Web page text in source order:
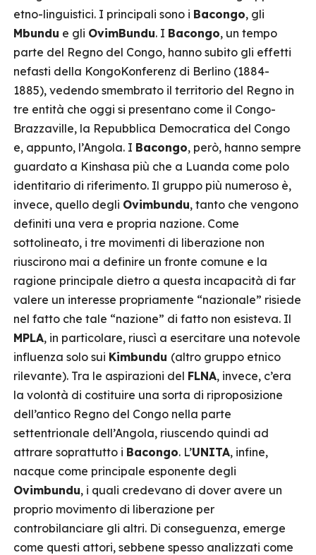
etno-linguistici. I principali sono i Bacongo, gli
Mbundu e gli OvimBundu. I Bacongo, un tempo
parte del Regno del Congo, hanno subito gli effetti
nefasti della KongoKonferenz di Berlino (1884-
1885), vedendo smembrato il territorio del Regno in
tre entità che oggi si presentano come il Congo-
Brazzaville, la Repubblica Democratica del Congo
e, appunto, l’Angola. I Bacongo, però, hanno sempre
guardato a Kinshasa più che a Luanda come polo
identitario di riferimento. Il gruppo più numeroso è,
invece, quello degli Ovimbundu, tanto che vengono
definiti una vera e propria nazione. Come
sottolineato, i tre movimenti di liberazione non
riuscirono mai a definire un fronte comune e la
ragione principale dietro a questa incapacità di far
valere un interesse propriamente “nazionale” risiede
nel fatto che tale “nazione” di fatto non esisteva. Il
MPLA, in particolare, riuscì a esercitare una notevole
influenza solo sui Kimbundu (altro gruppo etnico
rilevante). Tra le aspirazioni del FLNA, invece, c’era
la volontà di costituire una sorta di riproposizione
dell’antico Regno del Congo nella parte
settentrionale dell’Angola, riuscendo quindi ad
attrare soprattutto i Bacongo. L’UNITA, infine,
nacque come principale esponente degli
Ovimbundu, i quali credevano di dover avere un
proprio movimento di liberazione per
controbilanciare gli altri. Di conseguenza, emerge
come questi attori, sebbene spesso analizzati come